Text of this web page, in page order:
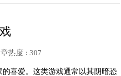
热度 : 307
喜爱。这类游戏通常以其阴暗恐